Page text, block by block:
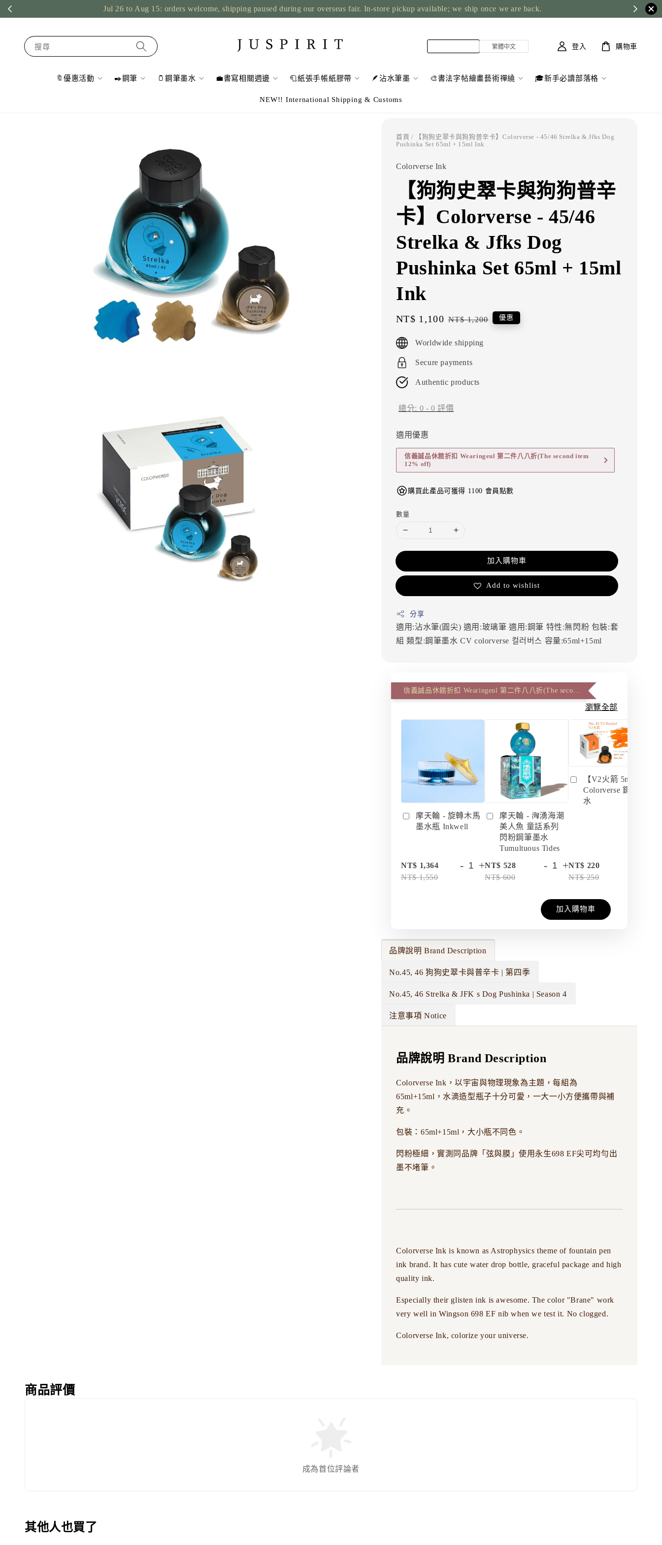
Jul 26 to Aug 15: orders welcome, shipping paused during our overseas fair. In-store pickup available; we ship once we are back.
搜尋
🔖優惠活動 ✒️鋼筆 🫙鋼筆墨水 💼書寫相關週邊 🧻紙張手帳紙膠帶 🪶沾水筆墨 🎨書法字帖繪畫藝術禪繞 🎓新手必讀部落格
NEW!! International Shipping & Customs
登入 購物車
首頁 / 【狗狗史翠卡與狗狗普辛卡】Colorverse - 45/46 Strelka & Jfks Dog
Pushinka Set 65ml + 15ml Ink
Colorverse Ink
【狗狗史翠卡與狗狗普辛
卡】Colorverse - 45/46
Strelka & Jfks Dog
Pushinka Set 65ml + 15ml
Ink
Sale
NT$ 1,100 Regular
NT$ 1,200 優惠
Worldwide shipping
Secure payments
Authentic products
總分: 0 -0 評價
適用優惠
信義誠品休館折扣 Wearingeul 第二件八八折(The second item
12% off)
購買此產品可獲得 1100 會員點數
數量
加入購物車
Add to wishlist
分享
適用:沾水筆(圓尖) 適用:玻璃筆 適用:鋼筆 特性:無閃粉 包裝:套
組類型:鋼筆墨水CVcolorverse 컬러버스 容量:65ml+15ml
瀏覽全部
摩天輪 - 旋轉木馬
墨水瓶 Inkwell
NT$ 1,364
NT$ 1,550
- +
摩天輪 - 洶湧海潮
美人魚 童話系列
閃粉鋼筆墨水
Tumultuous Tides
NT$ 528
NT$ 600
- +
【V2火箭 5ml】
Colorverse 鋼筆墨
水
NT$ 220
NT$ 250
加入購物車
品牌說明 Brand Description
No.45, 46 狗狗史翠卡與普辛卡 | 第四季
No.45, 46 Strelka & JFK s Dog Pushinka | Season 4
注意事項 Notice
品牌說明 Brand Description
Colorverse Ink，以宇宙與物理現象為主題，每組為
65ml+15ml，水滴造型瓶子十分可愛，一大一小方便攜帶與補
充。
包裝：65ml+15ml，大小瓶不同色。
閃粉極細，實測同品牌「弦與膜」使用永生698 EF尖可均勻出
墨不堵筆。
Colorverse Ink is known as Astrophysics theme of fountain pen
ink brand. It has cute water drop bottle, graceful package and high
quality ink.
Especially their glisten ink is awesome. The color "Brane" work
very well in Wingson 698 EF nib when we test it. No clogged.
Colorverse Ink, colorize your universe.
商品評價
成為首位評論者
其他人也買了